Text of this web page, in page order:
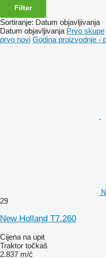
Filter
Sortiranje: Datum objavljivanja
Datum objavljivanja Prvo skupe
prvo novi Godina proizvodnje -
29
New Holland T7.260
Cijena na upit
Traktor točkaš
2.837 m/č